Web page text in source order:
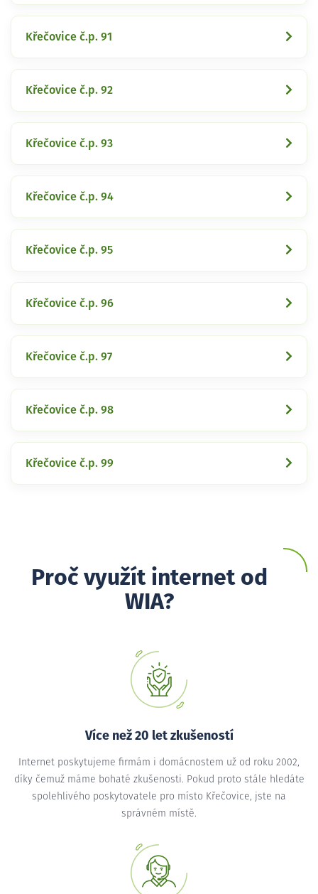
Křečovice č.p. 91
Křečovice č.p. 92
Křečovice č.p. 93
Křečovice č.p. 94
Křečovice č.p. 95
Křečovice č.p. 96
Křečovice č.p. 97
Křečovice č.p. 98
Křečovice č.p. 99
Proč využít internet od
WIA?
Více než 20 let zkušeností
Internet poskytujeme firmám i domácnostem už od roku 2002,
díky čemuž máme bohaté zkušenosti. Pokud proto stále hledáte
spolehlivého poskytovatele pro místo Křečovice, jste na
správném místě.